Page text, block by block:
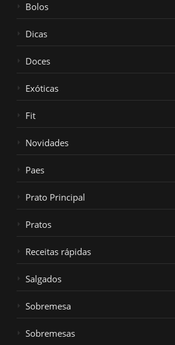
Bolos
Dicas
Doces
Exóticas
Fit
Novidades
Paes
Prato Principal
Pratos
Receitas rápidas
Salgados
Sobremesa
Sobremesas